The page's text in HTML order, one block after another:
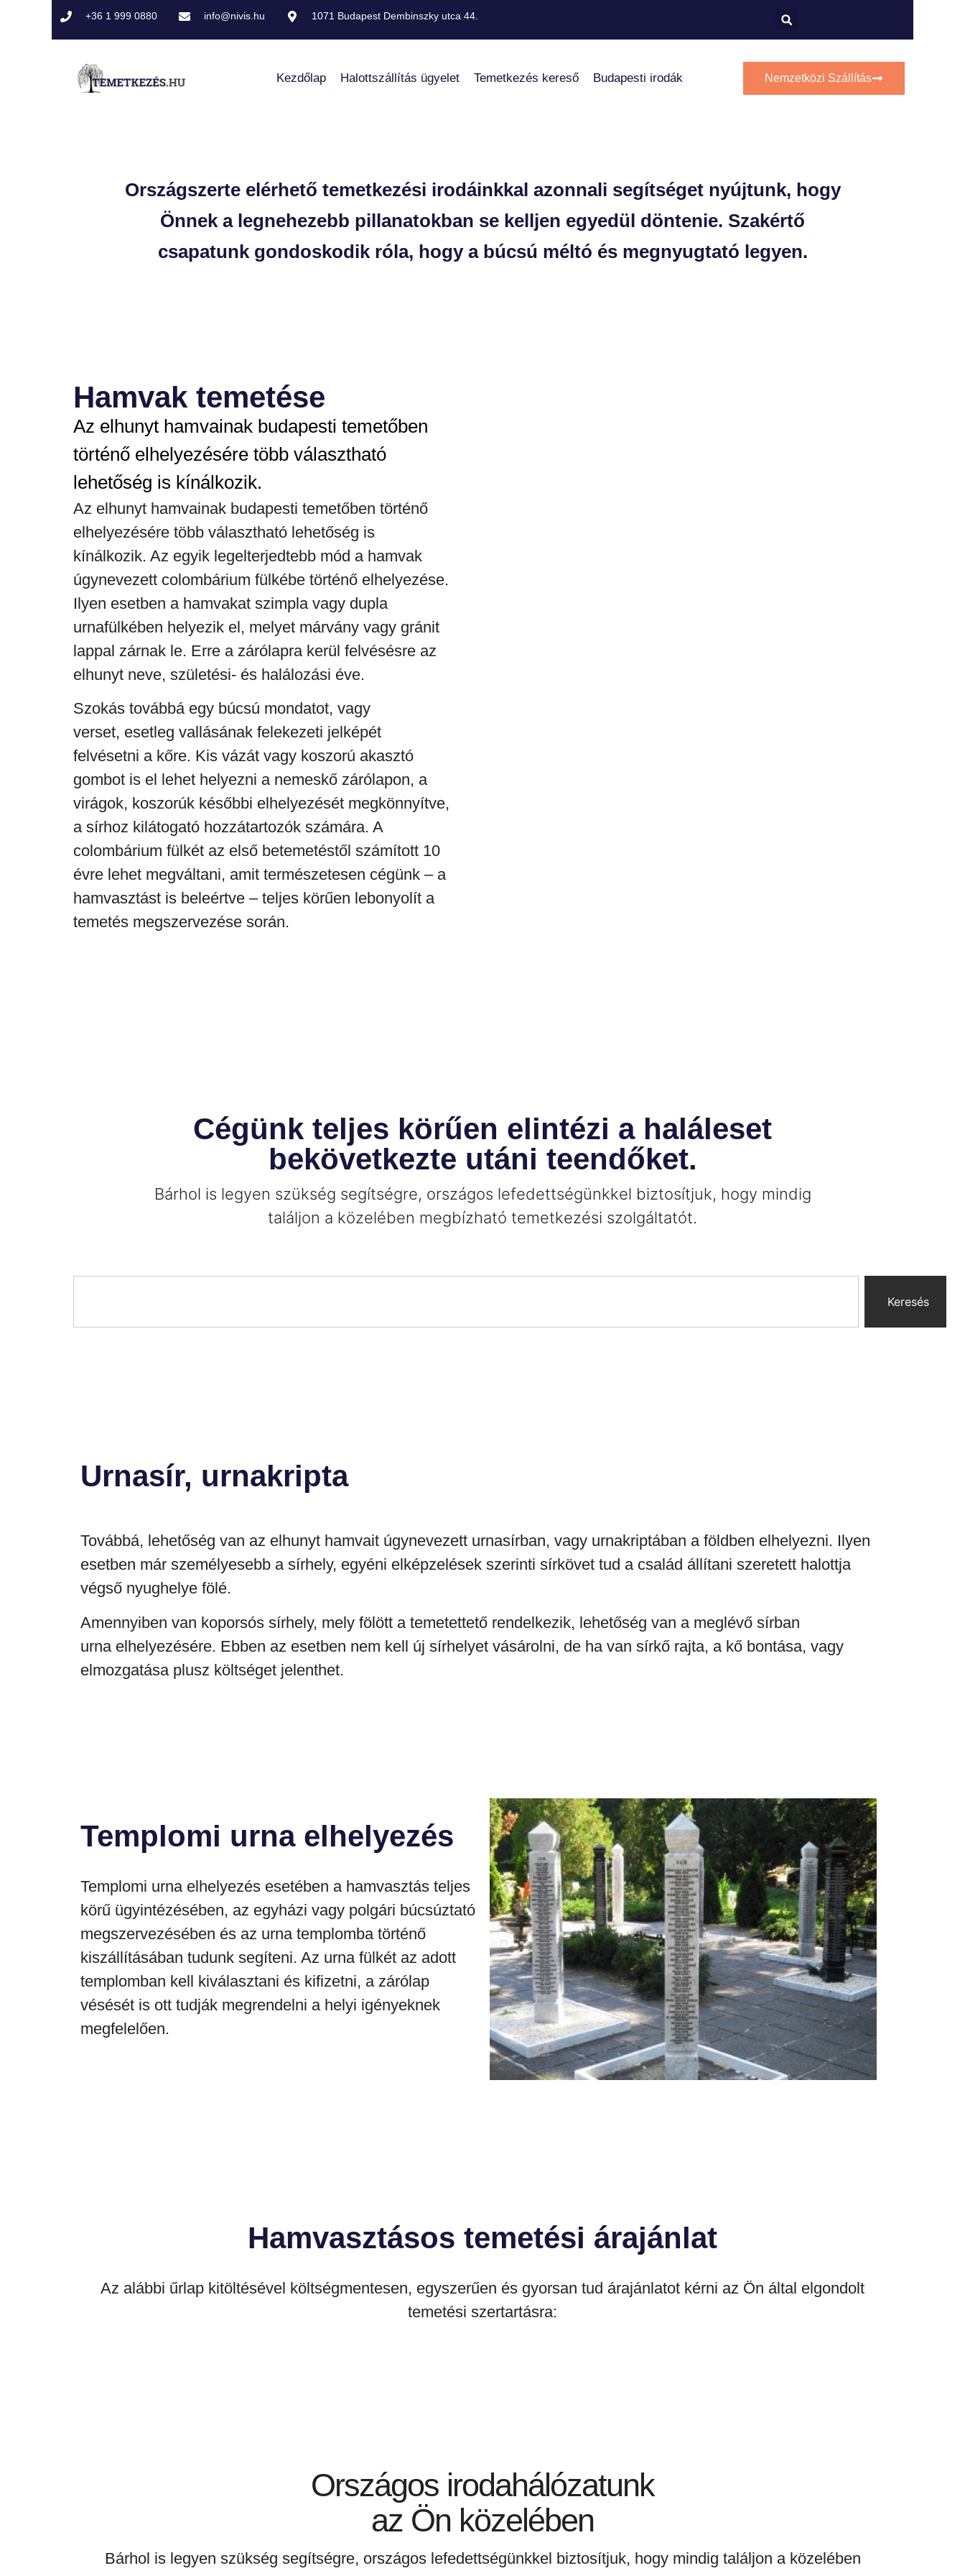
+36 1 999 0880 info@nivis.hu​ 1071 Budapest Dembinszky utca 44.​
Kezdőlap Halottszállítás ügyelet Temetkezés kereső Budapesti irodák Nemzetközi Szállítás
Országszerte elérhető temetkezési irodáinkkal azonnali segítséget nyújtunk, hogy
Önnek a legnehezebb pillanatokban se kelljen egyedül döntenie. Szakértő
csapatunk gondoskodik róla, hogy a búcsú méltó és megnyugtató legyen.
Hamvak temetése
Az elhunyt hamvainak budapesti temetőben
történő elhelyezésére több választható
lehetőség is kínálkozik.
Az elhunyt hamvainak budapesti temetőben történő
elhelyezésére több választható lehetőség is
kínálkozik. Az egyik legelterjedtebb mód a hamvak
úgynevezett colombárium fülkébe történő elhelyezése.
Ilyen esetben a hamvakat szimpla vagy dupla
urnafülkében helyezik el, melyet márvány vagy gránit
lappal zárnak le. Erre a zárólapra kerül felvésésre az
elhunyt neve, születési- és halálozási éve.
Szokás továbbá egy búcsú mondatot, vagy
verset, esetleg vallásának felekezeti jelképét
felvésetni a kőre. Kis vázát vagy koszorú akasztó
gombot is el lehet helyezni a nemeskő zárólapon, a
virágok, koszorúk későbbi elhelyezését megkönnyítve,
a sírhoz kilátogató hozzátartozók számára. A
colombárium fülkét az első betemetéstől számított 10
évre lehet megváltani, amit természetesen cégünk – a
hamvasztást is beleértve – teljes körűen lebonyolít a
temetés megszervezése során.
Cégünk teljes körűen elintézi a haláleset
bekövetkezte utáni teendőket.
Bárhol is legyen szükség segítségre, országos lefedettségünkkel biztosítjuk, hogy mindig
találjon a közelében megbízható temetkezési szolgáltatót.
Keresés
Urnasír, urnakripta
Továbbá, lehetőség van az elhunyt hamvait úgynevezett urnasírban, vagy urnakriptában a földben elhelyezni. Ilyen
esetben már személyesebb a sírhely, egyéni elképzelések szerinti sírkövet tud a család állítani szeretett halottja
végső nyughelye fölé.
Amennyiben van koporsós sírhely, mely fölött a temetettető rendelkezik, lehetőség van a meglévő sírban
urna elhelyezésére. Ebben az esetben nem kell új sírhelyet vásárolni, de ha van sírkő rajta, a kő bontása, vagy
elmozgatása plusz költséget jelenthet.
Templomi urna elhelyezés
Templomi urna elhelyezés esetében a hamvasztás teljes
körű ügyintézésében, az egyházi vagy polgári búcsúztató
megszervezésében és az urna templomba történő
kiszállításában tudunk segíteni. Az urna fülkét az adott
templomban kell kiválasztani és kifizetni, a zárólap
vésését is ott tudják megrendelni a helyi igényeknek
megfelelően.
Hamvasztásos temetési árajánlat
Az alábbi űrlap kitöltésével költségmentesen, egyszerűen és gyorsan tud árajánlatot kérni az Ön által elgondolt
temetési szertartásra:
Országos irodahálózatunk
az Ön közelében
Bárhol is legyen szükség segítségre, országos lefedettségünkkel biztosítjuk, hogy mindig találjon a közelében